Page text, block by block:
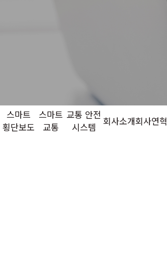
스마트
횡단보도
스마트
교통
교통 안전
시스템
회사소개회사연혁